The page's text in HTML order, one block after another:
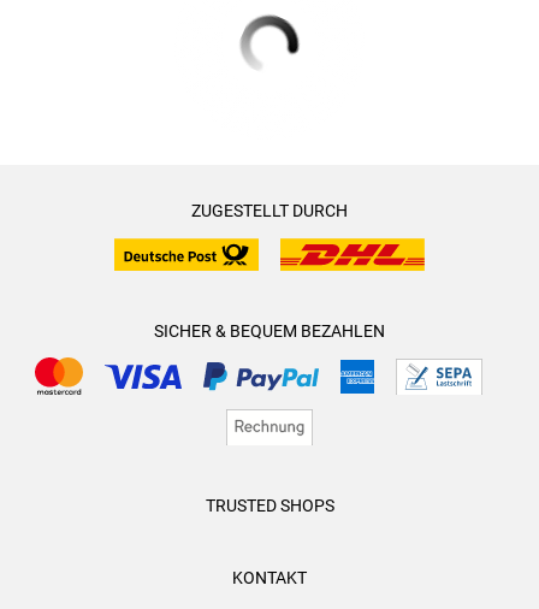
ZUGESTELLT DURCH
SICHER & BEQUEM BEZAHLEN
TRUSTED SHOPS
KONTAKT